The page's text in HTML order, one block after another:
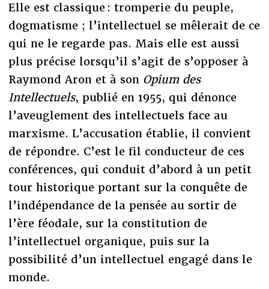
Elle est classique : tromperie du peuple,
dogmatisme ; l’intellectuel se mêlerait de ce
qui ne le regarde pas. Mais elle est aussi
plus précise lorsqu’il s’agit de s’opposer à
Raymond Aron et à son Opium des
Intellectuels, publié en 1955, qui dénonce
l’aveuglement des intellectuels face au
marxisme. L’accusation établie, il convient
de répondre. C’est le fil conducteur de ces
conférences, qui conduit d’abord à un petit
tour historique portant sur la conquête de
l’indépendance de la pensée au sortir de
l’ère féodale, sur la constitution de
l’intellectuel organique, puis sur la
possibilité d’un intellectuel engagé dans le
monde.